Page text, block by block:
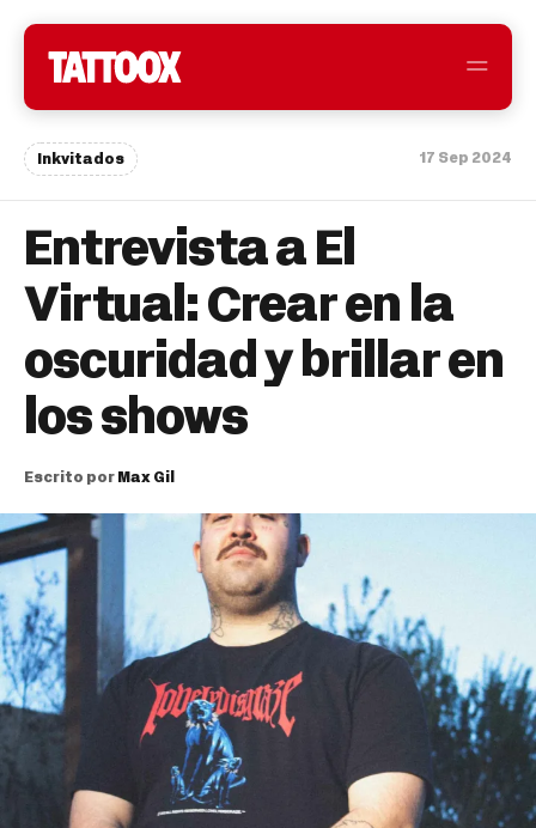
Inkvitados 17 Sep 2024
Entrevista a El
Virtual: Crear en la
oscuridad y brillar en
los shows
Escrito por Max Gil